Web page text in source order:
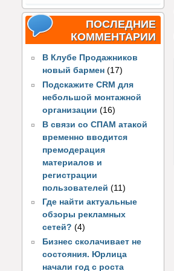
ПОСЛЕДНИЕ
КОММЕНТАРИИ
В Клубе Продажников
новый бармен (17)
Подскажите CRM для
небольшой монтажной
организации (16)
В связи со СПАМ атакой
временно вводится
премодерация
материалов и
регистрации
пользователей(11)
Где найти актуальные
обзоры рекламных
сетей? (4)
Бизнес сколачивает не
состояния. Юрлица
начали год с роста